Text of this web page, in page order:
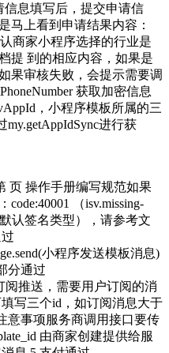
息填写后，提交申请信
马上看到申请结果内容：
商家小程序选择的行业是
提 到的相应内容，如果是
果审核失败，会提示需要调
获取加密信息
，小程序模板所属的三
my.getAppIdSync进行获
页 操作手册编写规范如果
（isv.missing-
认签名类型），请参考文
小程序发送模板消息)
分通过
阅推送，需要用户订阅的消
写三个id，如订阅消息大于
意事项服务商调用接口要传
由商家创建提供给服